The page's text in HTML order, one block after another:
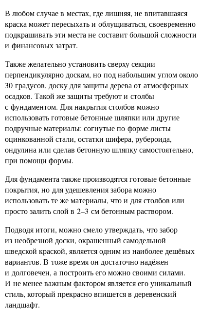
В любом случае в местах, где лишняя, не впитавшаяся
краска может пересыхать и облущиваться, своевременно
подкрашивать эти места не составит большой сложности
и финансовых затрат.
Также желательно установить сверху секции
перпендикулярно доскам, но под набольшим углом около
30 градусов, доску для защиты дерева от атмосферных
осадков. Такой же защиты требуют и столбы
с фундаментом. Для накрытия столбов можно
использовать готовые бетонные шляпки или другие
подручные материалы: согнутые по форме листы
оцинкованной стали, остатки шифера, рубероида,
ондулина или сделав бетонную шляпку самостоятельно,
при помощи формы.
Для фундамента также производятся готовые бетонные
покрытия, но для удешевления забора можно
использовать те же материалы, что и для столбов или
просто залить слой в 2–3 см бетонным раствором.
Подводя итоги, можно смело утверждать, что забор
из необрезной доски, окрашенный самодельной
шведской краской, является одним из наиболее дешёвых
вариантов. В тоже время он достаточно надёжен
и долговечен, а построить его можно своими силами.
И не менее важным фактором является его уникальный
стиль, который прекрасно впишется в деревенский
ландшафт.